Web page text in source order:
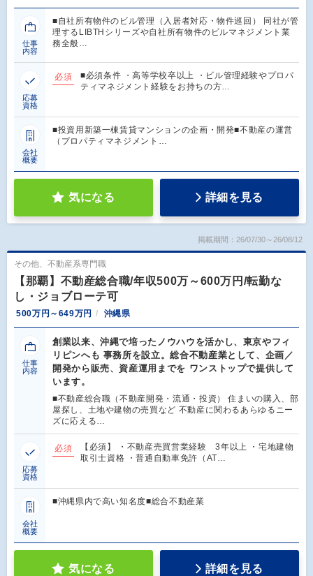
仕事
内容
■自社所有物件のビル管理（入居者対応・物件巡回） 同社が管
理するLIBTHシリーズや自社所有物件のビルマネジメント業
務全般…
応募
資格
必須
■必須条件 ・高等学校卒以上 ・ビル管理経験やプロパ
ティマネジメント経験をお持ちの方…
会社
概要
■投資用新築一棟賃貸マンションの企画・開発■不動産の運営
（プロパティマネジメント…
気になる 詳細を見る
掲載期間：26/07/30～26/08/12
その他、不動産系専門職
【那覇】不動産総合職/年収500万～600万円/転勤な
し・ジョブローテ可
500万円～649万円 沖縄県
仕事
内容
創業以来、沖縄で培ったノウハウを活かし、東京やフィ
リピンへも 事務所を設立。総合不動産業として、企画／
開発から販売、資産運用までを ワンストップで提供して
います。
■不動産総合職（不動産開発・流通・投資） 住まいの購入、部
屋探し、土地や建物の売買など 不動産に関わるあらゆるニー
ズに応える…
応募
資格
必須
【必須】 ・不動産売買営業経験 3年以上 ・宅地建物
取引士資格 ・普通自動車免許（AT…
会社
概要
■沖縄県内で高い知名度■総合不動産業
気になる 詳細を見る